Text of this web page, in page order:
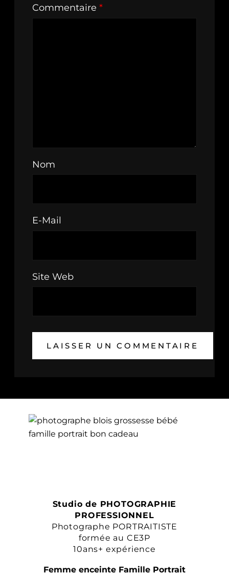
Commentaire *
Nom
E-Mail
Site Web
Studio de PHOTOGRAPHIE
PROFESSIONNEL
Photographe PORTRAITISTE
formée au CE3P
10ans+ expérience
Femme enceinte Famille Portrait